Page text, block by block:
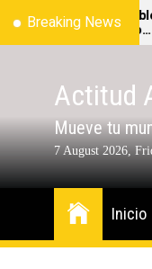
Breaking News
al Tecate Emblema
sí y qué no
festival.
Actitud
Mueve tu
7 August 2026,
Inicio